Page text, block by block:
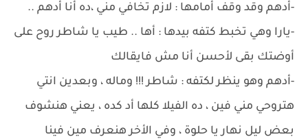
-أدهم وقد وقف أمامها : لازم تخافي مني ،ده أنا أدهم ..
-يارا وهي تخبط كتفه بيدها : أها .. طيب يا شاطر روح على
أوضتك بقى لأحسن أنا مش فايقالك
-أدهم وهو ينظر لكتفه : شاطر !!! وماله ، وبعدين انتي
هتروحي مني فين ، ده الفيلا كلها أد كده ، يعني هنشوف
بعض ليل نهار يا حلوة ، وفي الأخر هنعرف مين فينا